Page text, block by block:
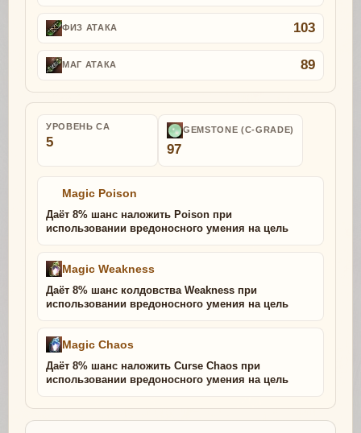
ФИЗ АТАКА 103
МАГ АТАКА 89
УРОВЕНЬ СА
5
GEMSTONE (C-GRADE)
97
Magic Poison
Даёт 8% шанс наложить Poison при
использовании вредоносного умения на цель
Magic Weakness
Даёт 8% шанс колдовства Weakness при
использовании вредоносного умения на цель
Magic Chaos
Даёт 8% шанс наложить Curse Chaos при
использовании вредоносного умения на цель